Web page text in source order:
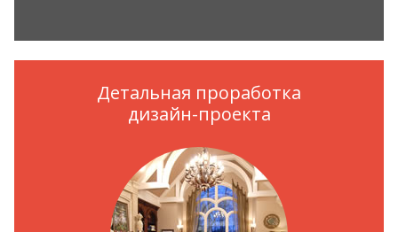
Детальная проработка
дизайн-проекта